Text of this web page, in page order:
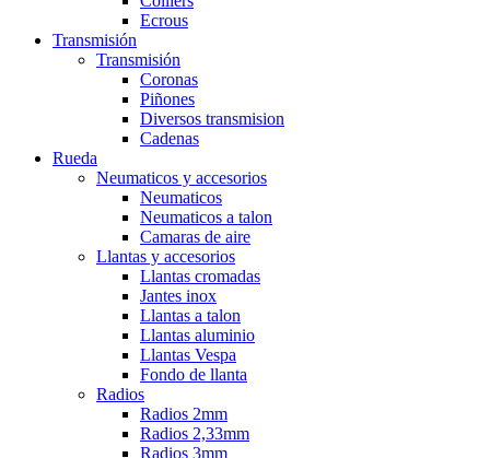
Ecrous
Transmisión
Transmisión
Coronas
Piñones
Diversos transmision
Cadenas
Rueda
Neumaticos y accesorios
Neumaticos
Neumaticos a talon
Camaras de aire
Llantas y accesorios
Llantas cromadas
Jantes inox
Llantas a talon
Llantas aluminio
Llantas Vespa
Fondo de llanta
Radios
Radios 2mm
Radios 2,33mm
Radios 3mm